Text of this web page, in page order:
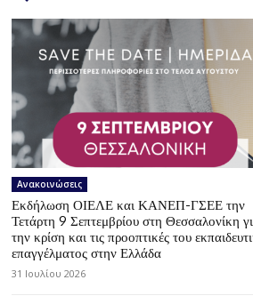
Ανακοινώσεις
Εκδήλωση ΟΙΕΛΕ και ΚΑΝΕΠ-ΓΣΕΕ την
Τετάρτη 9 Σεπτεμβρίου στη Θεσσαλονίκη
την κρίση και τις προοπτικές του
επαγγέλματος στην Ελλάδα
31 Ιουλίου 2026